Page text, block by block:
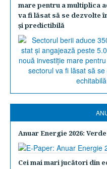
mare pentru a multiplica
va fi lăsat să se dezvolte
şi predictibilă
Anuar Energie 2026:
Cei mai mari jucători din